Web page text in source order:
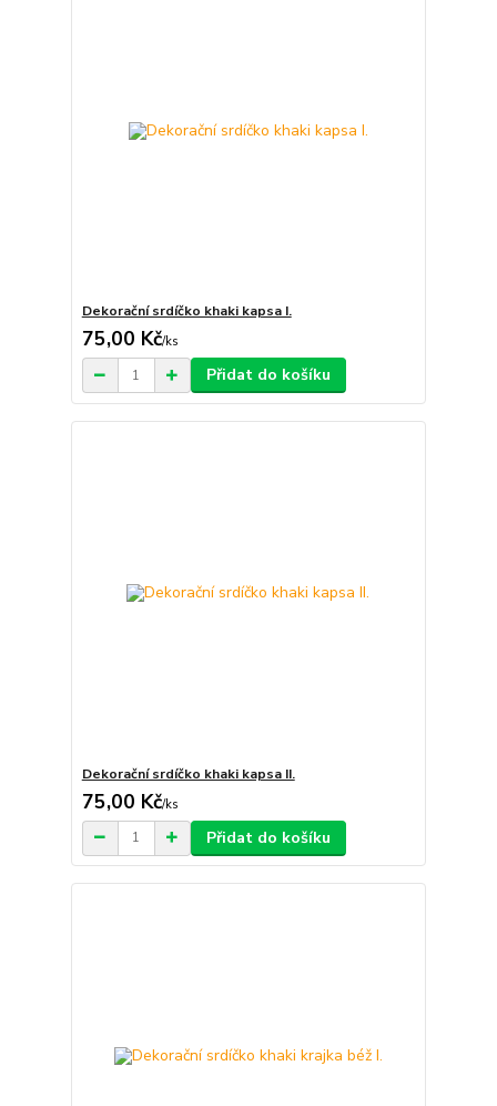
Dekorační srdíčko khaki kapsa I.
75,00 Kč/ks
Přidat do košíku
Dekorační srdíčko khaki kapsa II.
75,00 Kč/ks
Přidat do košíku